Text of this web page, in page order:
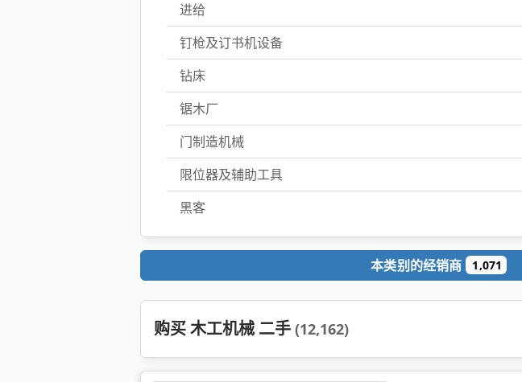
进给
钉枪及订书机设备
钻床
锯木厂
门制造机械
限位器及辅助工具
黑客
本类别的经销商 1,071
购买 木工机械 二手 (12,162)